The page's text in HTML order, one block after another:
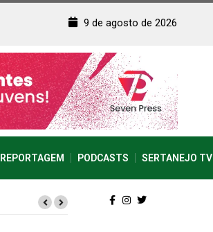
9 de agosto de 2026
REPORTAGEM PODCASTS SERTANEJO TV